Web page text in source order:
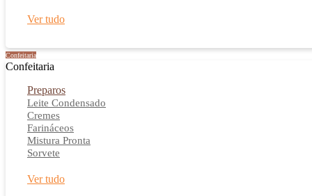
Ver tudo
Confeitaria
Confeitaria
Preparos
Leite Condensado
Cremes
Farináceos
Mistura Pronta
Sorvete
Ver tudo